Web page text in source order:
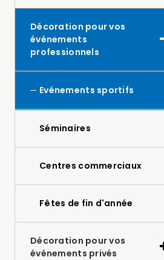
Décoration pour vos
événements
professionnels
Evénements sportifs
Séminaires
Centres commerciaux
Fêtes de fin d'année
Décoration pour vos
événements privés